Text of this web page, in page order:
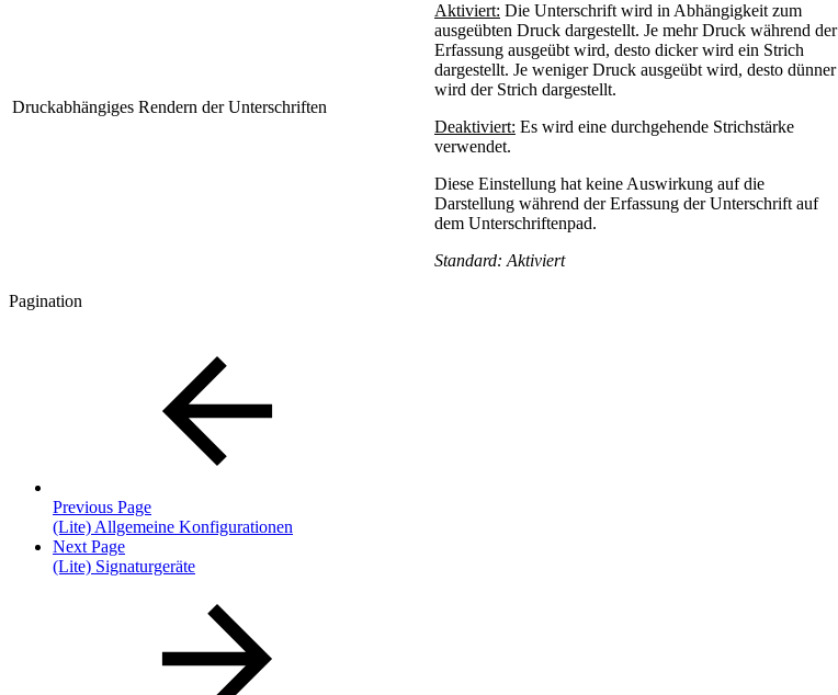
Druckabhängiges Rendern der Unterschriften
Aktiviert: Die Unterschrift wird in Abhängigkeit zum
ausgeübten Druck dargestellt. Je mehr Druck während der
Erfassung ausgeübt wird, desto dicker wird ein Strich
dargestellt. Je weniger Druck ausgeübt wird, desto dünner
wird der Strich dargestellt.
Deaktiviert: Es wird eine durchgehende Strichstärke
verwendet.
Diese Einstellung hat keine Auswirkung auf die
Darstellung während der Erfassung der Unterschrift auf
dem Unterschriftenpad.
Standard: Aktiviert
Pagination
Previous Page
(Lite) Allgemeine Konfigurationen
Next Page
(Lite) Signaturgeräte